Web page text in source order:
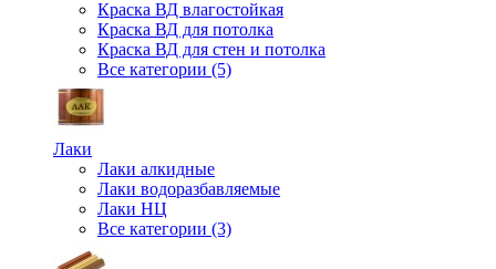
Краска ВД влагостойкая
Краска ВД для потолка
Краска ВД для стен и потолка
Все категории (5)
Лаки
Лаки алкидные
Лаки водоразбавляемые
Лаки НЦ
Все категории (3)